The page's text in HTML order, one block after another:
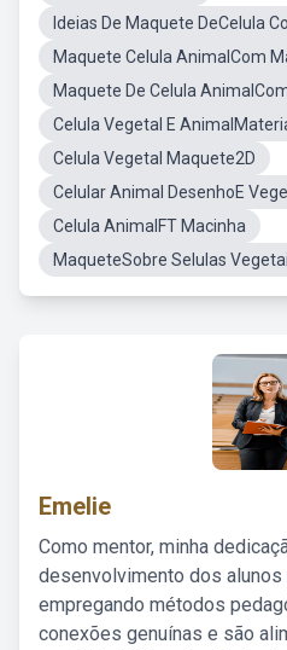
Ideias De Maquete DeCelula
Maquete Celula AnimalCom
Maquete De Celula
Celula Vegetal E
Celula Vegetal Maquete2D
Celular Animal DesenhoE
Celula AnimalFT Macinha
MaqueteSobre Selulas
Emelie
Como mentor, minha
desenvolvimento dos alunos
empregando métodos
conexões genuínas e são